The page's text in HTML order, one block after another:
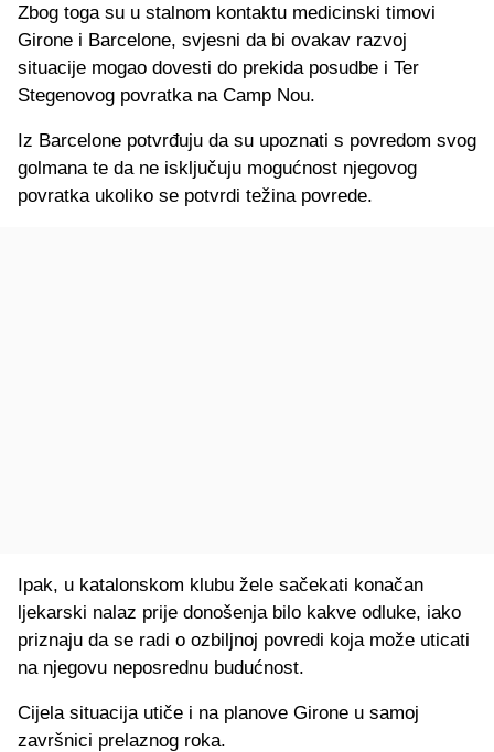
Zbog toga su u stalnom kontaktu medicinski timovi
Girone i Barcelone, svjesni da bi ovakav razvoj
situacije mogao dovesti do prekida posudbe i Ter
Stegenovog povratka na Camp Nou.
Iz Barcelone potvrđuju da su upoznati s povredom svog
golmana te da ne isključuju mogućnost njegovog
povratka ukoliko se potvrdi težina povrede.
Ipak, u katalonskom klubu žele sačekati konačan
ljekarski nalaz prije donošenja bilo kakve odluke, iako
priznaju da se radi o ozbiljnoj povredi koja može uticati
na njegovu neposrednu budućnost.
Cijela situacija utiče i na planove Girone u samoj
završnici prelaznog roka.